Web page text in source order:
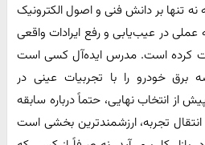
نه تنها بر دانش فنی و اصول الکترونیک
عملی در عیب‌یابی و رفع ایرادات واقعی
کرده است. مدرس ایده‌آل کسی است
برق خودرو را با تجربیات عینی در
پیش از انتخاب نهایی، حتماً درباره سابقه
تجربه، ارزشمندترین بخشی است